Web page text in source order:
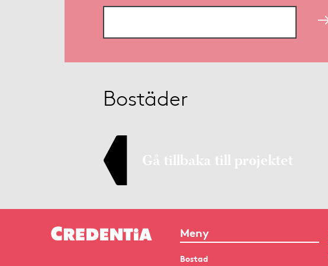
Bostäder
Gå tillbaka till projektet
Meny
Bostad